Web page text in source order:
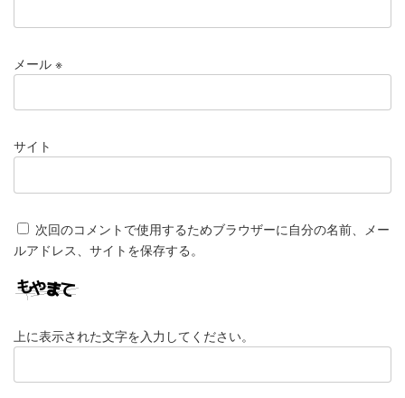
メール ※
サイト
次回のコメントで使用するためブラウザーに自分の名前、メー
ルアドレス、サイトを保存する。
上に表示された文字を入力してください。